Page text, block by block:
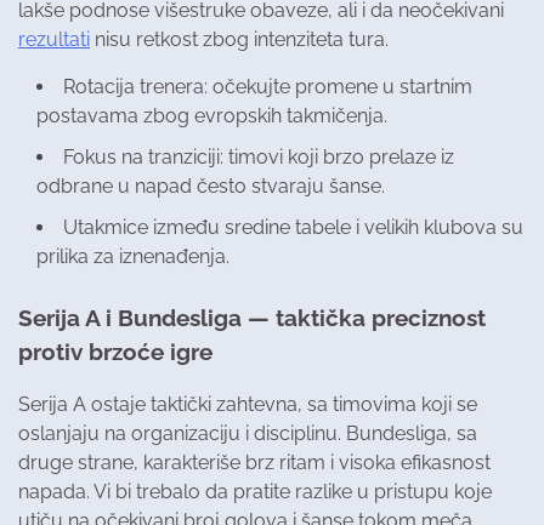
lakše podnose višestruke obaveze, ali i da neočekivani
rezultati nisu retkost zbog intenziteta tura.
Rotacija trenera: očekujte promene u startnim
postavama zbog evropskih takmičenja.
Fokus na tranziciji: timovi koji brzo prelaze iz
odbrane u napad često stvaraju šanse.
Utakmice između sredine tabele i velikih klubova su
prilika za iznenađenja.
Serija A i Bundesliga — taktička preciznost
protiv brzoće igre
Serija A ostaje taktički zahtevna, sa timovima koji se
oslanjaju na organizaciju i disciplinu. Bundesliga, sa
druge strane, karakteriše brz ritam i visoka efikasnost
napada. Vi bi trebalo da pratite razlike u pristupu koje